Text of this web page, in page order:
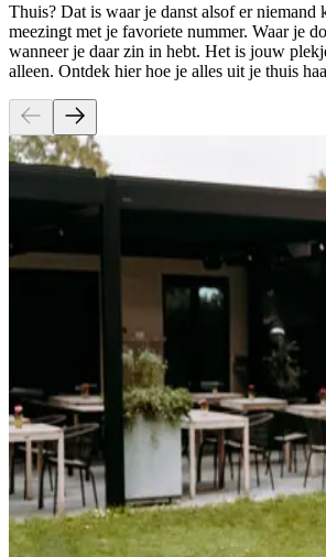
Thuis? Dat is waar je danst alsof er niemand
meezingt met je favoriete nummer. Waar je
wanneer je daar zin in hebt. Het is jouw
alleen. Ontdek hier hoe je alles uit je thuis